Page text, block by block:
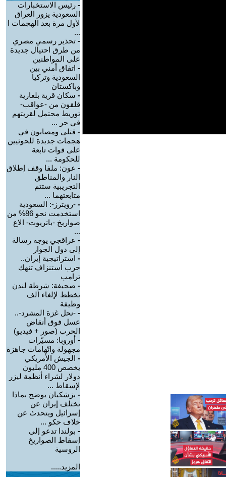
- رئيس الاستخبارات
السعودية يزور العراق
لأول مرة بعد الهجمات ا
...
- تحذير رسمي مصري
من طرق احتيال جديدة
على المواطنين
- اتفاق أمني بين
السعودية وتركيا
وباكستان
- سكان قرية بلغارية
قلقون من -عواقب-
توريط محتمل لقريتهم
في حر ...
- قتلى ومصابون في
هجمات جديدة للحوثيين
على قوات تابعة
للحكومة ...
- عون: ملفا وقف إطلاق
النار والمناطق
التجريبية ستتم
متابعتهما ...
- -رويترز-: السعودية
استخدمت نحو 86% من
صواريخ -باتريوت- الاع
...
- عراقجي يوجه رسالة
إلى دول الجوار
- استراتيجية إيران..
حرب استنزاف تنهك
ترامب
- صحيفة: شرطة لندن
تخطط لإلغاء ألف
وظيفة
- -نحل غزة المشرد-..
عسل فوق أنقاض
الحرب (صور + فيديو)
- أوروبا: مسيّرات
مجهولة واتّهامات جاهزة
- الجيش الأمريكي
يخصص 400 مليون
دولار لشراء أنظمة ليزر
لإسقاط ...
- بزشكيان يوضح بماذا
تختلف إيران عن
إسرائيل ويتحدث عن
خلاف حكو ...
- بولندا تدعو إلى
إسقاط الصواريخ
الروسية
المزيد.....